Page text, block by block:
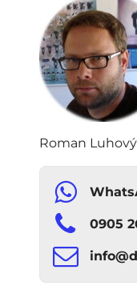
Roman
0905